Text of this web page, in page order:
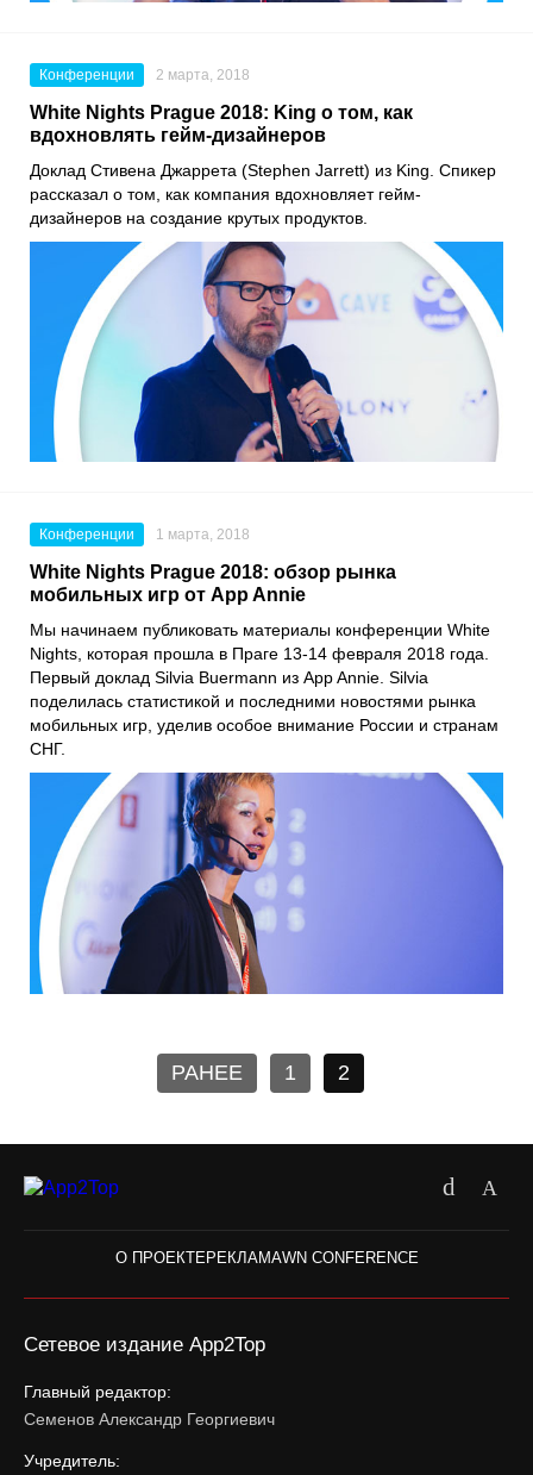
Конференции 2 марта, 2018
White Nights Prague 2018: King о том, как
вдохновлять гейм-дизайнеров
Доклад Стивена Джаррета (Stephen Jarrett) из King. Спикер
рассказал о том, как компания вдохновляет гейм-
дизайнеров на создание крутых продуктов.
Конференции 1 марта, 2018
White Nights Prague 2018: обзор рынка
мобильных игр от App Annie
Мы начинаем публиковать материалы конференции White
Nights, которая прошла в Праге 13-14 февраля 2018 года.
Первый доклад Silvia Buermann из App Annie. Silvia
поделилась статистикой и последними новостями рынка
мобильных игр, уделив особое внимание России и странам
СНГ.
РАНЕЕ 1 2
О ПРОЕКТЕРЕКЛАМАWN CONFERENCE
Сетевое издание App2Top
Главный редактор:
Семенов Александр Георгиевич
Учредитель: